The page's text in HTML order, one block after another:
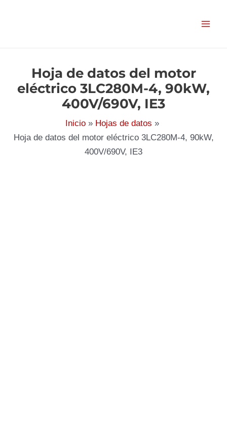
Hoja de datos del motor
eléctrico 3LC280M-4, 90kW,
400V/690V, IE3
Inicio
Hojas de datos
Hoja de datos del motor eléctrico 3LC280M-4, 90kW,
400V/690V, IE3